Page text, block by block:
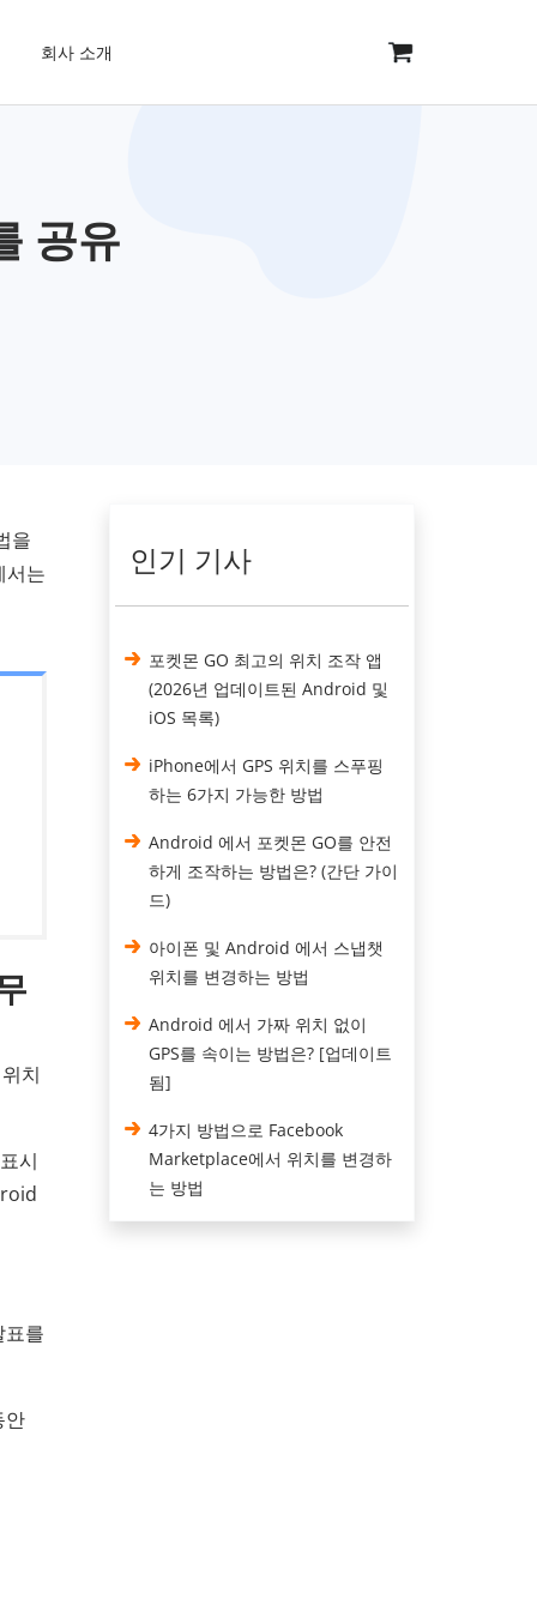
회사 소개
공유
을
서는
치
시
표를
안
인기 기사
포켓몬 GO 최고의 위치 조작 앱
(2026년 업데이트된 Android 및
iOS 목록)
iPhone에서 GPS 위치를 스푸핑
하는 6가지 가능한 방법
Android 에서 포켓몬 GO를 안전
하게 조작하는 방법은? (간단 가이
드)
아이폰 및 Android 에서 스냅챗
위치를 변경하는 방법
Android 에서 가짜 위치 없이
GPS를 속이는 방법은? [업데이트
됨]
4가지 방법으로 Facebook
Marketplace에서 위치를 변경하
는 방법